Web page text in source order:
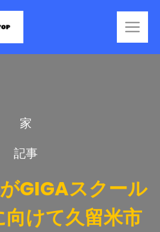
家
記事
GIGAスクール
けて久留米市